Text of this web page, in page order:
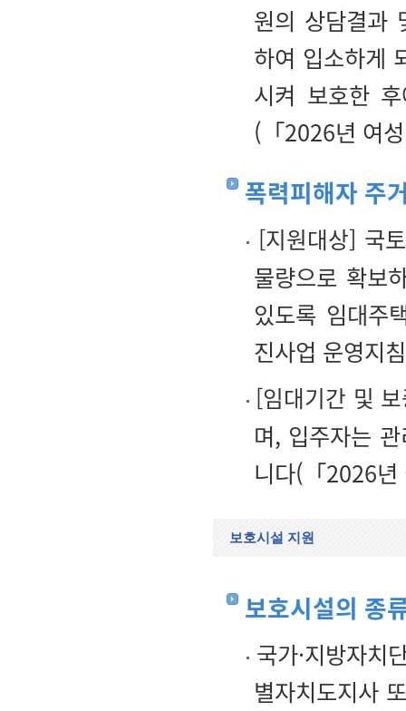
원의 상담결과
하여 입소하게
시켜 보호한
(「2026년 여
폭력피해자 주
[지원대상] 국
물량으로 확보
있도록 임대주
진사업 운영지
[임대기간 및
며, 입주자는
니다(「2026년
보호시설 지원
보호시설의 종
국가·지방자치
별자치도지사